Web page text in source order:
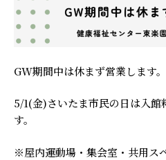
GW期間中は休まず営業します。
5/1(金)さいたま市民の日は入館
す。
※屋内運動場・集会室・共用ス